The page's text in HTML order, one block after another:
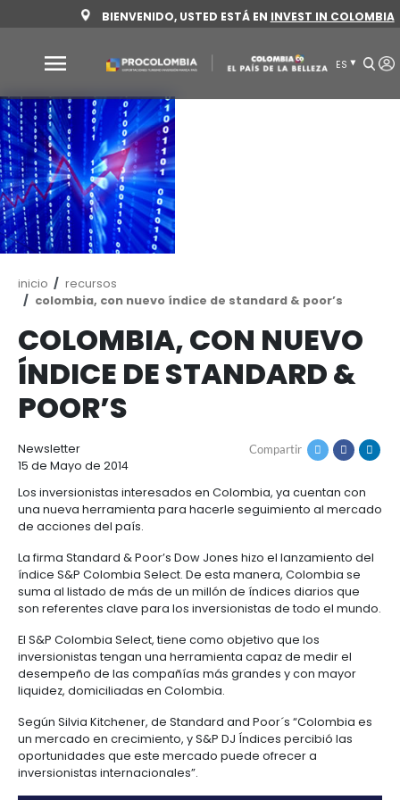
al
contenido
principal
BIENVENIDO, USTED ESTÁ ENINVEST
Por
qué
Colombia
Sectores
para
invertir
Sectores
para
invertir
y
alimentos
Agroindustria
y
alimentos
Alimentos
procesados
Cacao
y
derivados
Energía
Energía
Energía
renovable
Hidrógeno
verde
Salud
y
ciencias
Salud
ciencias
Cosméticos
Infraestructura
Infraestructura
Manufacturas
Cómo
invertir
Cómo
1.
Régimen
general
de
la
inversión
2.
Régimen
corporativo
3.
Recursos
Recursos
Acompañamiento
Buscador
de
Buscador
de
oportunidades
Inversionista
Directorio
de
servicios
Recursos
Contacto
Ruta
de
navegación
inicio
recursos
colombia, con nuevo índice de standard &
COLOMBIA, CON
ÍNDICE DE
POOR’S
Newsletter Compartir
15 de Mayo de 2014
Los inversionistas interesados en Colombia, ya
una nueva herramienta para hacerle seguimiento
de acciones del país.
La firma Standard & Poor’s Dow Jones hizo el
índice S&P Colombia Select. De esta manera,
suma al listado de más de un millón de índices
son referentes clave para los inversionistas de